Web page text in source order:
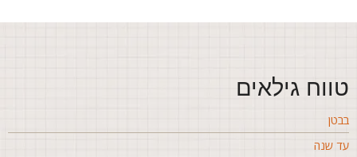
גילאים
שנה